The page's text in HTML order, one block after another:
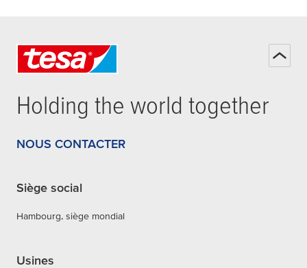
Holding the world together
NOUS CONTACTER
Siège social
Hambourg, siège mondial
Usines